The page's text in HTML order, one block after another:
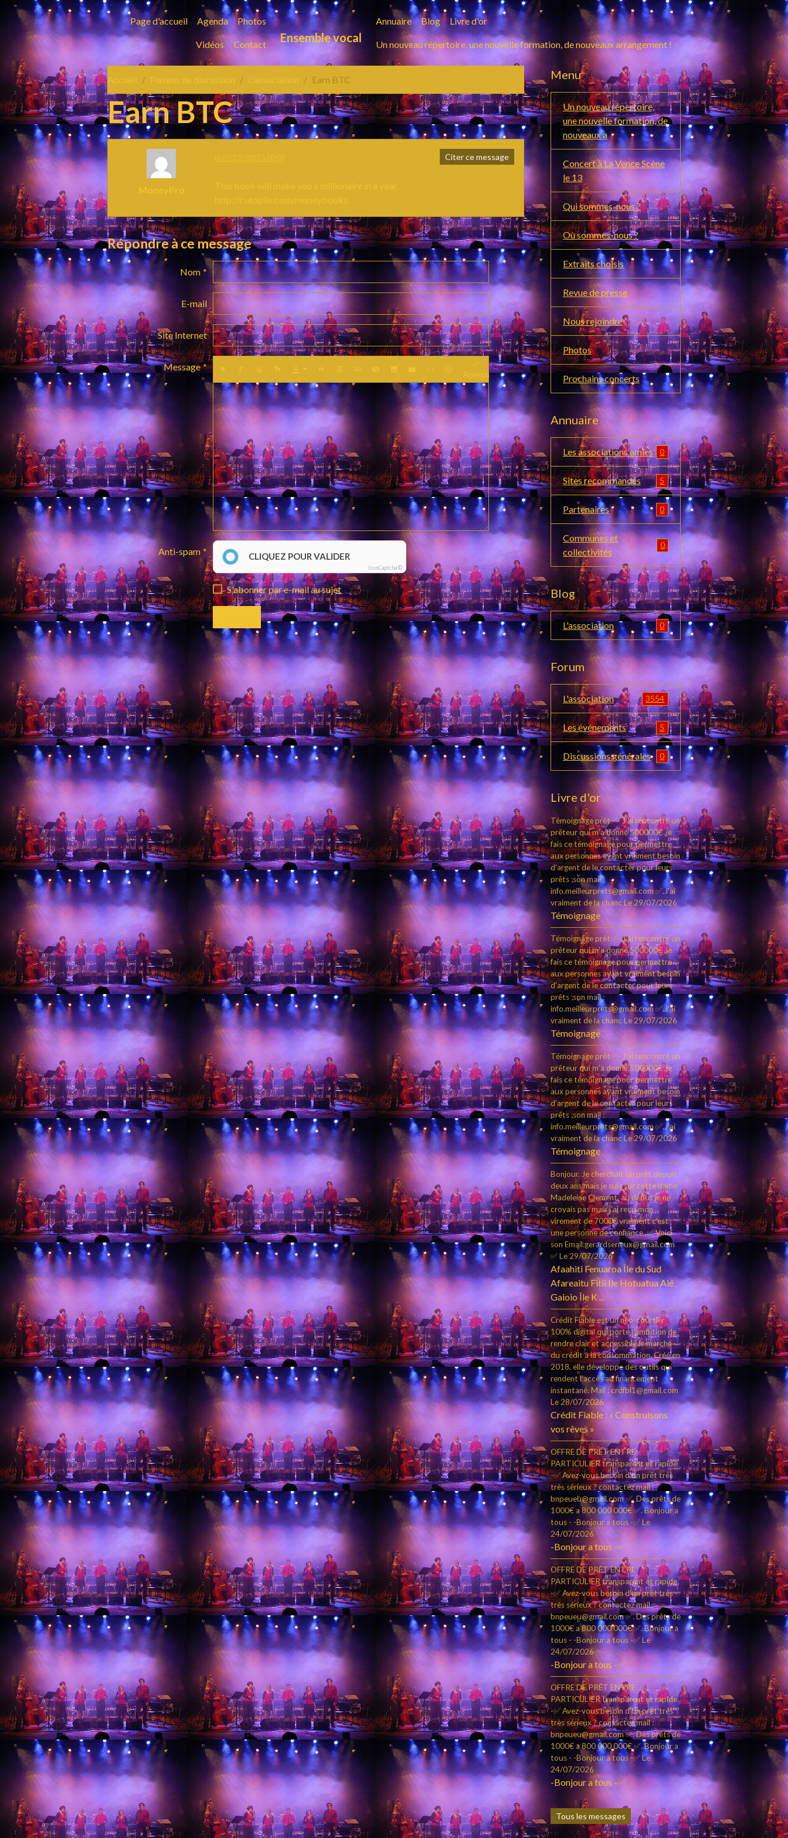
Page d'accueil Agenda Photos
Vidéos Contact Ensemble vocal
Annuaire Blog Livre d'or
Un nouveau répertoire, une nouvelle formation, de nouveaux arrangement !
Accueil Forums de discussion L'association Earn BTC
Earn BTC
MoneyPro
Citer ce message
This book will make you a millionaire in a year.
http://r.utopiie.com/moneybooks
Répondre à ce message
Nom
E-mail
Site Internet
Message
Aperçu
Anti-spam CLIQUEZ POUR VALIDER
IconCaptcha ©
S'abonner par e-mail au sujet
Menu
Un nouveau répertoire,
une nouvelle formation, de
nouveaux a
Concert à La Vence Scène
le 13
Qui sommes-nous ?
Où sommes-nous ?
Extraits choisis
Revue de presse
Nous rejoindre
Photos
Prochains concerts
Annuaire
Les associations amies 0
Sites recommandés 5
Partenaires 0
Communes et
collectivités
0
Blog
L'association 0
Forum
L'association 3554
Les événements 5
Discussions générales 0
Livre d'or
Témoignage prêt✅- J'ai rencontré un
prêteur qui m'a donné 500000€ ,je
fais ce témoignage pour permettre
aux personnes ayant vraiment besoin
d'argent de le contacter pour leurs
prêts ;son mail :
info.meilleurprets@gmail.com ✅.J'ai
vraiment de la chancLe 29/07/2026
Témoignage
Témoignage prêt✅- J'ai rencontré un
prêteur qui m'a donné 500000€ ,je
fais ce témoignage pour permettre
aux personnes ayant vraiment besoin
d'argent de le contacter pour leurs
prêts ;son mail :
info.meilleurprets@gmail.com ✅.J'ai
vraiment de la chanc Le 29/07/2026
Témoignage
Témoignage prêt✅- J'ai rencontré un
prêteur qui m'a donné 500000€ ,je
fais ce témoignage pour permettre
aux personnes ayant vraiment besoin
d'argent de le contacter pour leurs
prêts ;son mail :
info.meilleurprets@gmail.com ✅.J'ai
vraiment de la chancLe 29/07/2026
Témoignage
Bonjour. Je cherchait un prêt depuis
deux ans mais je suis sur cette dame
Madeleine Clement, au début je ne
croyais pas mais j'ai reçu mon
virement de 7000€ vraiment c’est
une personne de confiance ,✅ Voici
son Email:gerardserieux@gmail.com
✅Le 29/07/2026
Afaahiti Fenuaroa Île du Sud
Afareaitu Fitii Ile Hotuatua Aié
Gaioio Île K ...
Crédit Fiable est un néo-courtier
100% digital qui porte l’ambition de
rendre clair et accessible le marché
du crédit à la consommation. Créé en
2018, elle développe des outils qui
rendent l’accès au financement
instantané. Mail : crdfbl1@gmail.com
Le 28/07/2026
Crédit Fiable : « Construisons
vos rêves »
OFFRE DE PRÊT ENTRE
PARTICULIER transparent et rapide
-✅ Avez-vous besoin d'un prêt très
très sérieux ? contactez mail :
bnpeueu@gmail.com ✅. Des prêts de
1000€ a 800 000 000€ ✅. Bonjour a
tous - -Bonjour a tous -✅Le
24/07/2026
-Bonjour a tous -✅
OFFRE DE PRÊT ENTRE
PARTICULIER transparent et rapide
-✅ Avez-vous besoin d'un prêt très
très sérieux ? contactez mail :
bnpeueu@gmail.com ✅. Des prêts de
1000€ a 800 000 000€ ✅. Bonjour a
tous - -Bonjour a tous -✅Le
24/07/2026
-Bonjour a tous -✅
OFFRE DE PRÊT ENTRE
PARTICULIER transparent et rapide
-✅ Avez-vous besoin d'un prêt très
très sérieux ? contactez mail :
bnpeueu@gmail.com ✅. Des prêts de
1000€ a 800 000 000€ ✅. Bonjour a
tous - -Bonjour a tous -✅Le
24/07/2026
-Bonjour a tous -✅
Tous les messages